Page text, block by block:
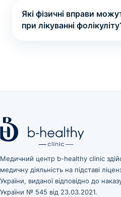
Які фізичні вправи
при лікуванні
Медичний центр b-healthy clinic
медичну діяльність на підставі
України, виданої відповідно до
України № 545 від 23.03.2021.